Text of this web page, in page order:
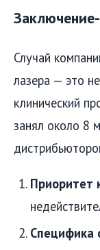
Случай
лазера — это
клинический
занял около 8
Приоритет
Специфика